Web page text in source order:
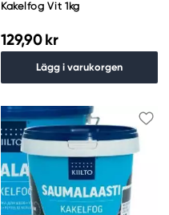
Kakelfog Vit 1kg
129,90 kr
Lägg i varukorgen